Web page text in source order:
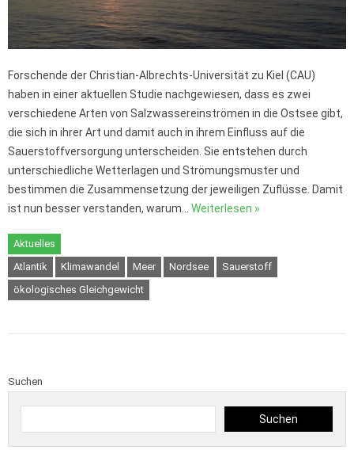
Forschende der Christian-Albrechts-Universität zu Kiel (CAU)
haben in einer aktuellen Studie nachgewiesen, dass es zwei
verschiedene Arten von Salzwassereinströmen in die Ostsee gibt,
die sich in ihrer Art und damit auch in ihrem Einfluss auf die
Sauerstoffversorgung unterscheiden. Sie entstehen durch
unterschiedliche Wetterlagen und Strömungsmuster und
bestimmen die Zusammensetzung der jeweiligen Zuflüsse. Damit
ist nun besser verstanden, warum… Weiterlesen »
Aktuelles
Atlantik
Klimawandel Meer Nordsee
Sauerstoff
ökologisches Gleichgewicht
Suchen
Suchen